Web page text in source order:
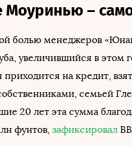
Моуринью –
болью менеджеров
увеличившийся в этом
приходится на кредит,
семьей
20 лет эта сумма
фунтов, зафиксировал